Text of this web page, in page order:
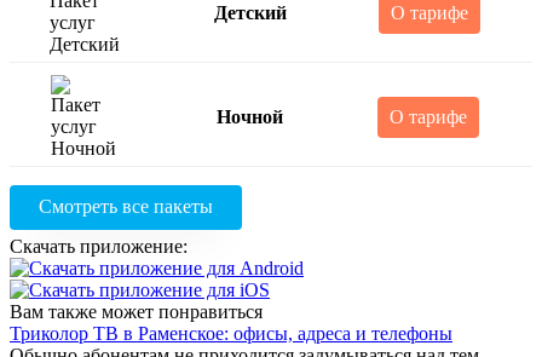
Детский О тарифе
Ночной О тарифе
Смотреть все пакеты
Скачать приложение:
Вам также может понравиться
Триколор ТВ в Раменское: офисы, адреса и телефоны